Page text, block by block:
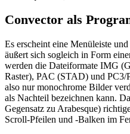
Convector als
Es erscheint eine Menüleiste
äußert sich sogleich in Form
werden die Dateiformate IMG
Raster), PAC (STAD) und PC3/
also nur monochrome Bilder
als Nachteil bezeichnen kann.
Gegensatz zu Arabesque)
Scroll-Pfeilen und -Balken im